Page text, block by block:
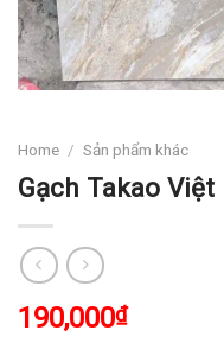
Home / Sản phẩm khác
Gạch Takao
190,000₫